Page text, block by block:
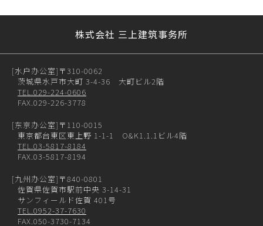
株式会社 三上建筑事务所
[水户办公室] 〒310-0062
茨城県水戸市大町 3-4-36 大町ビル2階
TEL.029-224-0606
FAX.029-226-3778
[东京办公室] 〒110-0015
東京都台東区東上野 1-1-1 O&K1.1.1ビル4階
TEL.03-5817-8184
FAX.03-5817-8194
[九州办公室] 〒840-0801
佐賀県佐賀市駅前中央 3-14-31
サンフィールド佐賀 401号
TEL.0952-37-7630
FAX.050-3730-7134